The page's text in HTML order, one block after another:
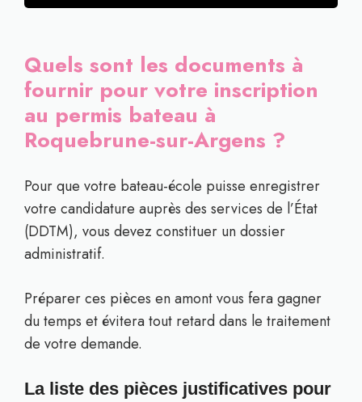
Quels sont les documents à
fournir pour votre inscription
au permis bateau à
Roquebrune-sur-Argens ?
Pour que votre bateau-école puisse enregistrer
votre candidature auprès des services de l’État
(DDTM), vous devez constituer un dossier
administratif.
Préparer ces pièces en amont vous fera gagner
du temps et évitera tout retard dans le traitement
de votre demande.
La liste des pièces justificatives pour